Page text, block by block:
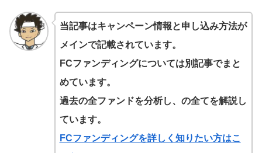
当記事はキャンペーン情報と申し込み方法が
メインで記載されています。
FCファンディングについては別記事でまと
めています。
過去の全ファンドを分析し、の全てを解説し
ています。
FCファンディングを詳しく知りたい方はこ